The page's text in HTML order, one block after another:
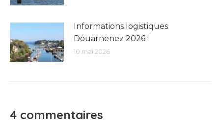
Informations logistiques
Douarnenez 2026 !
10 mai 2026
4 commentaires